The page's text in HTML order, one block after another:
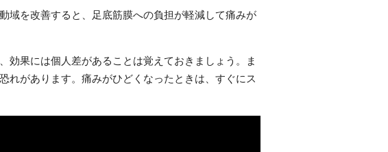
域を改善すると、足底筋膜への負担が軽減して痛みが
効果には個人差があることは覚えておきましょう。ま
れがあります。痛みがひどくなったときは、すぐにス